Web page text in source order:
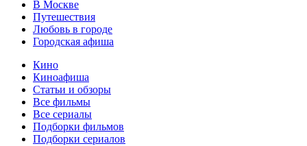
В Москве
Путешествия
Любовь в городе
Городская афиша
Кино
Киноафиша
Статьи и обзоры
Все фильмы
Все сериалы
Подборки фильмов
Подборки сериалов